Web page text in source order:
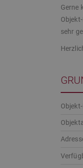
Gerne
sehr
Objekt-